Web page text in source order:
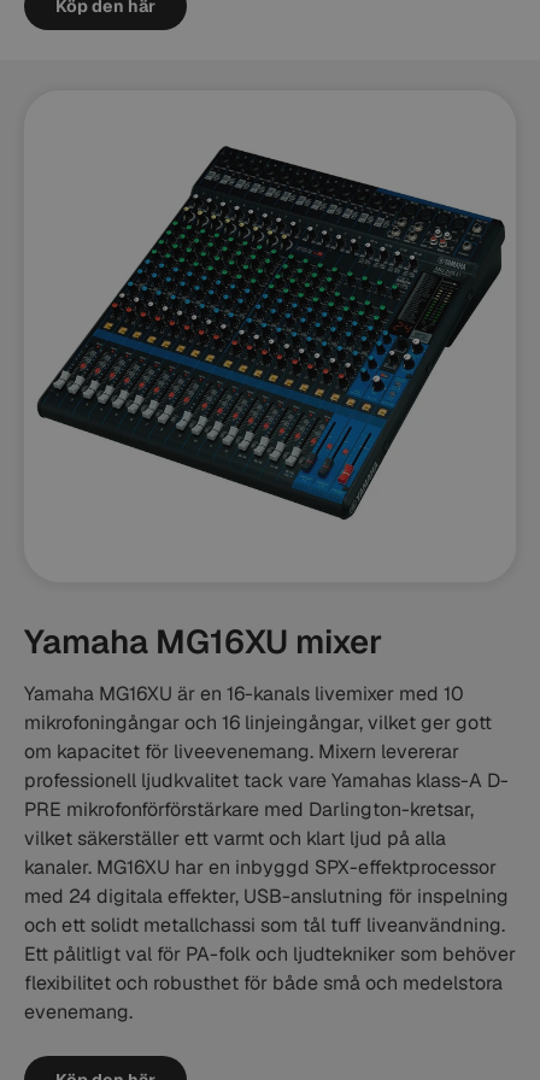
Köp den här
Yamaha MG16XU mixer
Yamaha MG16XU är en 16-kanals livemixer med 10
mikrofoningångar och 16 linjeingångar, vilket ger gott
om kapacitet för liveevenemang. Mixern levererar
professionell ljudkvalitet tack vare Yamahas klass-A D-
PRE mikrofonförförstärkare med Darlington-kretsar,
vilket säkerställer ett varmt och klart ljud på alla
kanaler. MG16XU har en inbyggd SPX-effektprocessor
med 24 digitala effekter, USB-anslutning för inspelning
och ett solidt metallchassi som tål tuff liveanvändning.
Ett pålitligt val för PA-folk och ljudtekniker som behöver
flexibilitet och robusthet för både små och medelstora
evenemang.